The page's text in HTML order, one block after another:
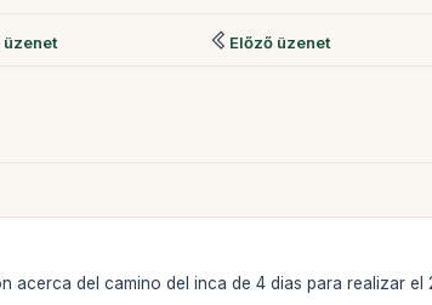
üzenet Előző üzenet
acerca del camino del inca de 4 dias para realizar el